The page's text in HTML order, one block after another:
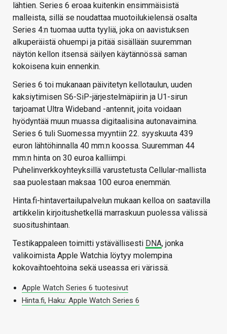
lähtien. Series 6 eroaa kuitenkin ensimmäisistä
malleista, sillä se noudattaa muotoilukielensä osalta
Series 4:n tuomaa uutta tyyliä, joka on aavistuksen
alkuperäistä ohuempi ja pitää sisällään suuremman
näytön kellon itsensä säilyen käytännössä saman
kokoisena kuin ennenkin.
Series 6 toi mukanaan päivitetyn kellotaulun, uuden
kaksiytimisen S6-SiP-järjestelmäpiirin ja U1-sirun
tarjoamat Ultra Wideband -antennit, joita voidaan
hyödyntää muun muassa digitaalisina autonavaimina.
Series 6 tuli Suomessa myyntiin 22. syyskuuta 439
euron lähtöhinnalla 40 mm:n koossa. Suuremman 44
mm:n hinta on 30 euroa kalliimpi.
Puhelinverkkoyhteyksillä varustetusta Cellular-mallista
saa puolestaan maksaa 100 euroa enemmän.
Hinta.fi-hintavertailupalvelun mukaan kelloa on saatavilla
artikkelin kirjoitushetkellä marraskuun puolessa välissä
suositushintaan.
Testikappaleen toimitti ystävällisesti DNA, jonka
valikoimista Apple Watchia löytyy molempina
kokovaihtoehtoina sekä useassa eri värissä.
Apple Watch Series 6 tuotesivut
Hinta.fi, Haku: Apple Watch Series 6